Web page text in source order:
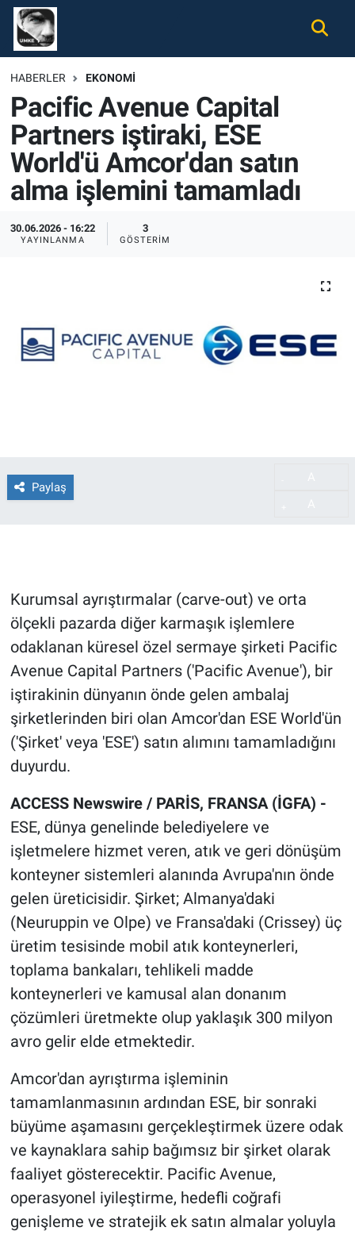
HABERLER EKONOMI
Pacific Avenue Capital
Partners iştiraki, ESE
World'ü Amcor'dan satın
alma işlemini tamamladı
30.06.2026 - 16:22
YAYINLANMA
3
GÖSTERIM
Paylaş
Kurumsal ayrıştırmalar (carve-out) ve orta
ölçekli pazarda diğer karmaşık işlemlere
odaklanan küresel özel sermaye şirketi Pacific
Avenue Capital Partners ('Pacific Avenue'), bir
iştirakinin dünyanın önde gelen ambalaj
şirketlerinden biri olan Amcor'dan ESE World'ün
('Şirket' veya 'ESE') satın alımını tamamladığını
duyurdu.
ACCESS Newswire / PARİS, FRANSA (İGFA) -
ESE, dünya genelinde belediyelere ve
işletmelere hizmet veren, atık ve geri dönüşüm
konteyner sistemleri alanında Avrupa'nın önde
gelen üreticisidir. Şirket; Almanya'daki
(Neuruppin ve Olpe) ve Fransa'daki (Crissey) üç
üretim tesisinde mobil atık konteynerleri,
toplama bankaları, tehlikeli madde
konteynerleri ve kamusal alan donanım
çözümleri üretmekte olup yaklaşık 300 milyon
avro gelir elde etmektedir.
Amcor'dan ayrıştırma işleminin
tamamlanmasının ardından ESE, bir sonraki
büyüme aşamasını gerçekleştirmek üzere odak
ve kaynaklara sahip bağımsız bir şirket olarak
faaliyet gösterecektir. Pacific Avenue,
operasyonel iyileştirme, hedefli coğrafi
genişleme ve stratejik ek satın almalar yoluyla
Gündem
Ekonomi
Spor
Magazin
Tüm Haberler
Nöbetçi Eczaneler
Hava Durumu
Namaz Vakitleri
Trafik Durumu
Süper Lig Puan Durumu ve Fikstür
Haber Arşivi